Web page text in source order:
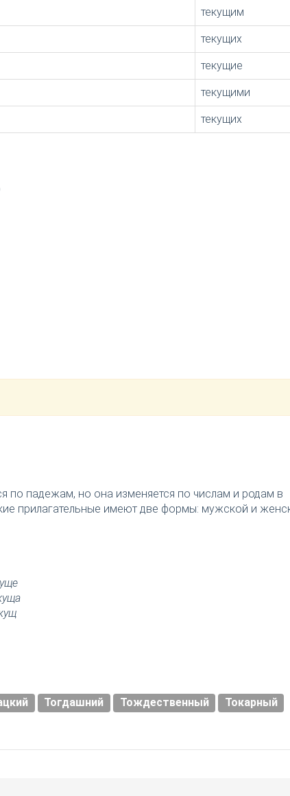
текущим
текущих
текущие
текущими
текущих
по падежам, но она изменяется по числам и родам в
прилагательные имеют две формы: мужской и
Тогдашний Тождественный
Токарный